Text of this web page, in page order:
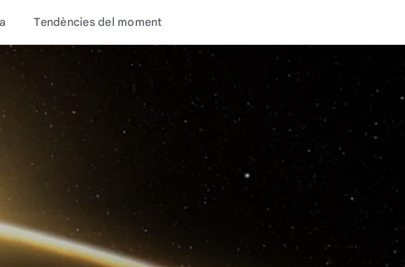
Tendències del moment